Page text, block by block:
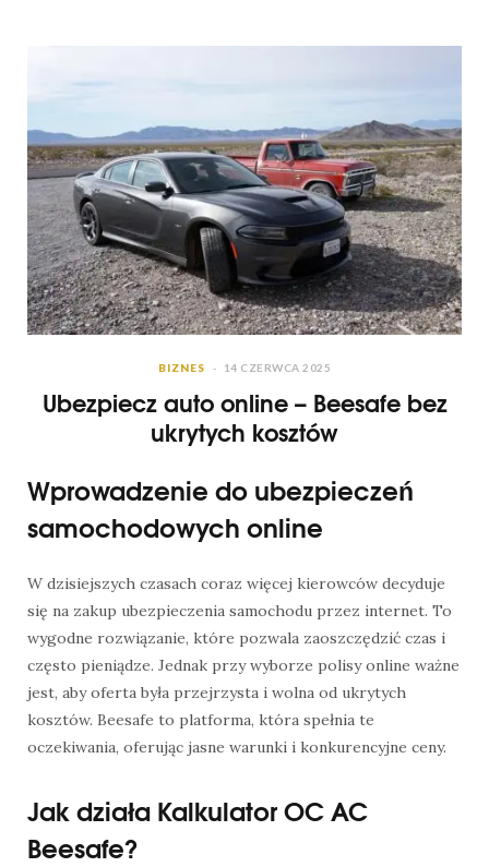
BIZNES 14 CZERWCA 2025
Ubezpiecz auto online – Beesafe bez
ukrytych kosztów
Wprowadzenie do ubezpieczeń
samochodowych online
W dzisiejszych czasach coraz więcej kierowców decyduje
się na zakup ubezpieczenia samochodu przez internet. To
wygodne rozwiązanie, które pozwala zaoszczędzić czas i
często pieniądze. Jednak przy wyborze polisy online ważne
jest, aby oferta była przejrzysta i wolna od ukrytych
kosztów. Beesafe to platforma, która spełnia te
oczekiwania, oferując jasne warunki i konkurencyjne ceny.
Jak działa Kalkulator OC AC
Beesafe?